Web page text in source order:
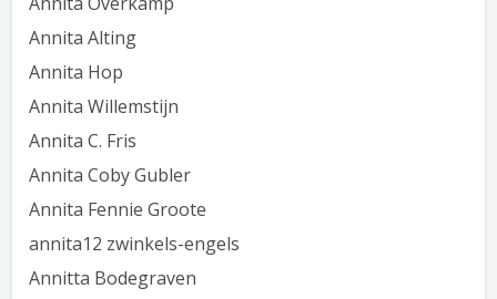
Annita Alting
Annita Hop
Annita Willemstijn
Annita C. Fris
Annita Coby Gubler
Annita Fennie Groote
annita12 zwinkels-engels
Annitta Bodegraven